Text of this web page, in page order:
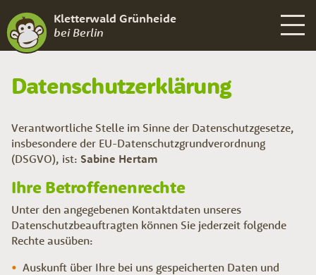
Kletterwald Grünheide
bei Berlin
Datenschutzerklärung
Verantwortliche Stelle im Sinne der Datenschutzgesetze,
insbesondere der EU-Datenschutzgrundverordnung
(DSGVO), ist: Sabine Hertam
Ihre Betroffenenrechte
Unter den angegebenen Kontaktdaten unseres
Datenschutzbeauftragten können Sie jederzeit folgende
Rechte ausüben:
Auskunft über Ihre bei uns gespeicherten Daten und